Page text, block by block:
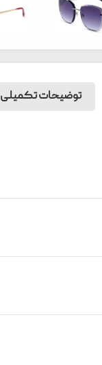
توضیحات تکمیلی